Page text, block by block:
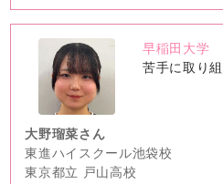
no
image
早稲田大学
苦手に取り
大野瑠菜さん
東進ハイスクール池袋校
東京都立 戸山高校